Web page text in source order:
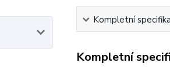
Kompletní
Kompletní